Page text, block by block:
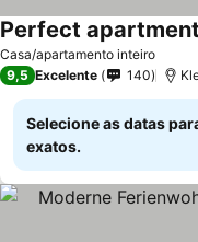
Casa/apartamento inteiro
Perfect
9,5 Excelente 140
Selecione as datas
exatos.